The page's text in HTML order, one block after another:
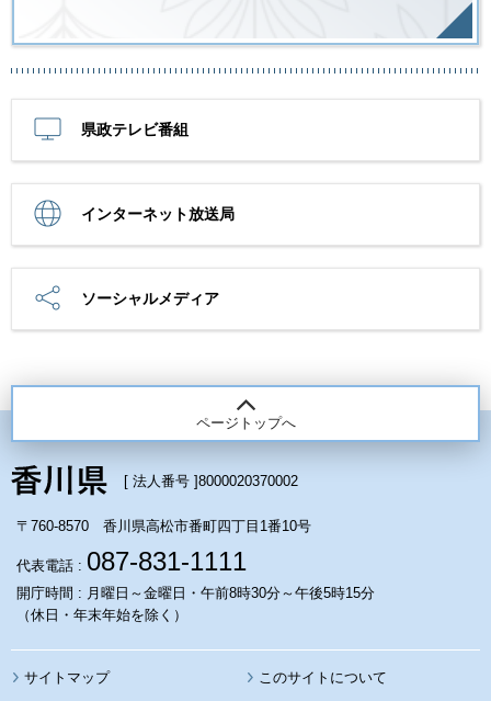
県政テレビ番組
インターネット放送局
ソーシャルメディア
ページトップへ
[ 法人番号 ]8000020370002
〒760-8570 香川県高松市番町四丁目1番10号
代表電話 : 087-831-1111
開庁時間 : 月曜日～金曜日・午前8時30分～午後5時15分
（休日・年末年始を除く）
サイトマップ このサイトについて